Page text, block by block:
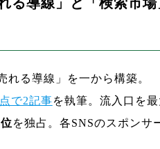
れる導線」を一から構築。
で2記事を執筆。流入口を最
を独占。各SNSのスポンサ